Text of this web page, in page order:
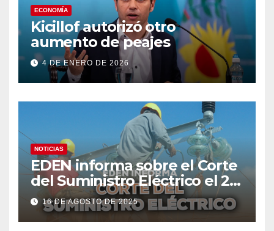
ECONOMÍA
Kicillof autorizó otro
aumento de peajes
4 DE ENERO DE 2026
NOTICIAS
EDEN informa sobre el Corte
del Suministro Eléctrico el 20
de agosto
16 DE AGOSTO DE 2025